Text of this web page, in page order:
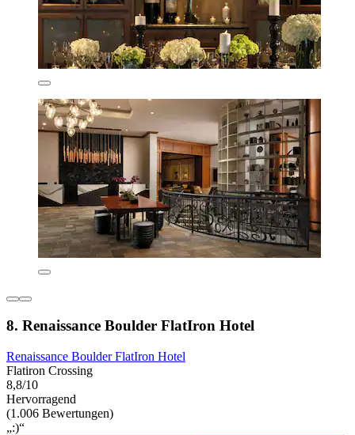
8. Renaissance Boulder FlatIron Hotel
Renaissance Boulder FlatIron Hotel
Flatiron Crossing
8,8/10
Hervorragend
(1.006 Bewertungen)
„:)“